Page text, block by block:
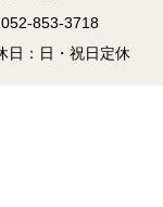
853-3718
：日・祝日定休